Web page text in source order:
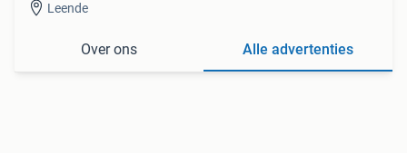
Leende
Over ons Alle advertenties